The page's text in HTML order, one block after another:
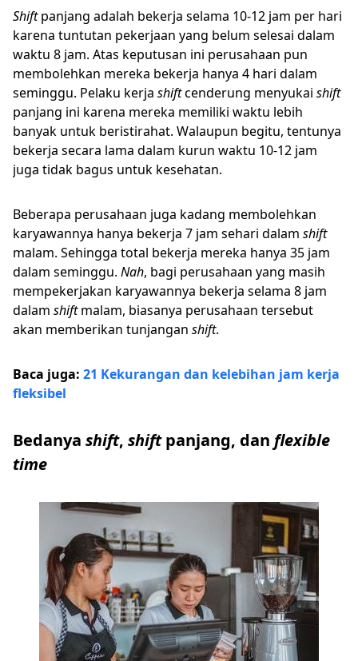
Shiftpanjang adalah bekerja selama 10-12 jam per hari
karena tuntutan pekerjaan yang belum selesai dalam
waktu 8 jam. Atas keputusan ini perusahaan pun
membolehkan mereka bekerja hanya 4 hari dalam
seminggu. Pelaku kerja shiftcenderung menyukai shift
panjang ini karena mereka memiliki waktu lebih
banyak untuk beristirahat. Walaupun begitu, tentunya
bekerja secara lama dalam kurun waktu 10-12 jam
juga tidak bagus untuk kesehatan.
Beberapa perusahaan juga kadang membolehkan
karyawannya hanya bekerja 7 jam sehari dalam shift
malam. Sehingga total bekerja mereka hanya 35 jam
dalam seminggu. Nah, bagi perusahaan yang masih
mempekerjakan karyawannya bekerja selama 8 jam
dalam shiftmalam, biasanya perusahaan tersebut
akan memberikan tunjangan shift.
Baca juga: 21 Kekurangan dan kelebihan jam kerja
fleksibel
Bedanya shift, shiftpanjang, dan flexible
time